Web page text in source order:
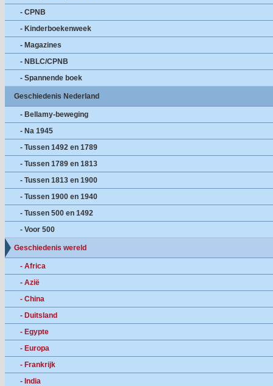
- CPNB
- Kinderboekenweek
- Magazines
- NBLC/CPNB
- Spannende boek
Geschiedenis Nederland
- Bellamy-beweging
- Na 1945
- Tussen 1492 en 1789
- Tussen 1789 en 1813
- Tussen 1813 en 1900
- Tussen 1900 en 1940
- Tussen 500 en 1492
- Voor 500
Geschiedenis wereld
- Africa
- Azië
- China
- Duitsland
- Egypte
- Europa
- Frankrijk
- India